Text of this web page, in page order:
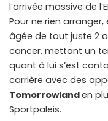
l’arrivée massive de
Pour ne rien
âgée de tout juste 2
cancer, mettant un
quant à lui s’est
carrière avec des
Tomorrowlanden
Sportpaleis.